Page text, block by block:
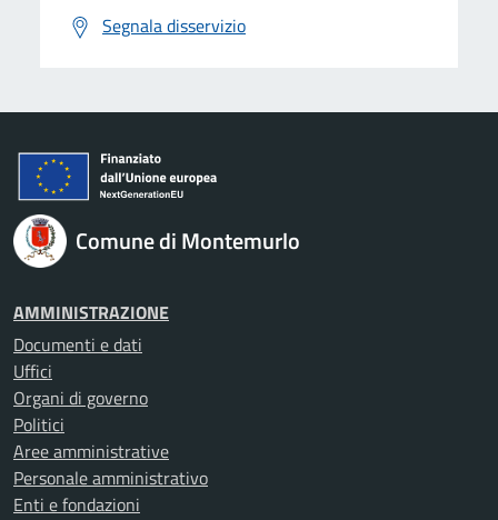
Segnala disservizio
Comune di Montemurlo
AMMINISTRAZIONE
Documenti e dati
Uffici
Organi di governo
Politici
Aree amministrative
Personale amministrativo
Enti e fondazioni